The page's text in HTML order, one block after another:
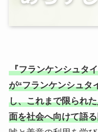
『フランケンシュタ
が“フランケンシュタ
し、これまで限られ
面を社会へ向けて語